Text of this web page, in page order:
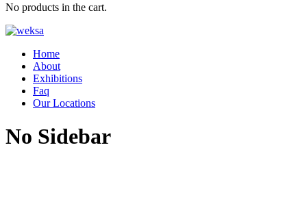
No products in the cart.
Home
About
Exhibitions
Faq
Our Locations
No Sidebar